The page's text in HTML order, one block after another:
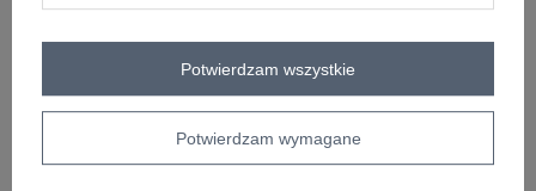
Marka
ITALY MODA
styl
casual
codzienne
Potwierdzam wymagane
Potwierdzam wszystkie